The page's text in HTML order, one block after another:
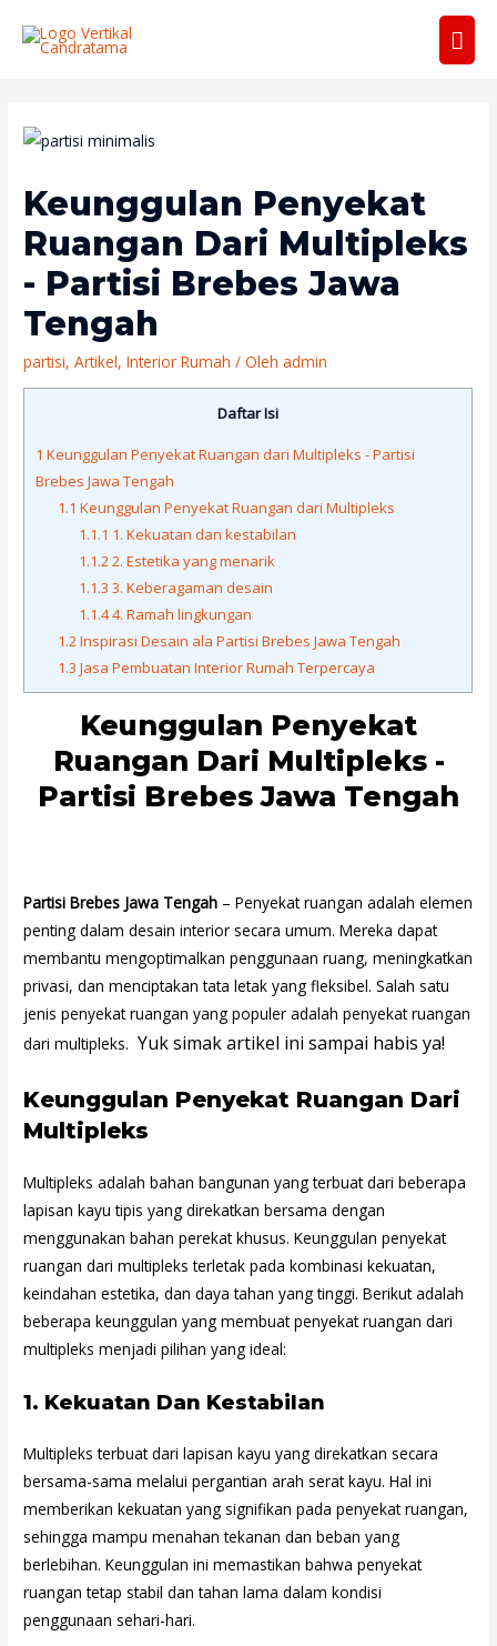
Keunggulan Penyekat
Ruangan Dari Multipleks
- Partisi Brebes Jawa
Tengah
partisi,Artikel,Interior Rumah / Oleh admin
Daftar Isi
1 Keunggulan Penyekat Ruangan dari Multipleks - Partisi
Brebes Jawa Tengah
1.1 Keunggulan Penyekat Ruangan dari Multipleks
1.1.1 1. Kekuatan dan kestabilan
1.1.22. Estetika yang menarik
1.1.3 3. Keberagaman desain
1.1.44. Ramah lingkungan
1.2Inspirasi Desain ala Partisi Brebes Jawa Tengah
1.3 Jasa Pembuatan Interior Rumah Terpercaya
Keunggulan Penyekat
Ruangan Dari Multipleks -
Partisi Brebes Jawa Tengah
Partisi Brebes Jawa Tengah – Penyekat ruangan adalah elemen
penting dalam desain interior secara umum. Mereka dapat
membantu mengoptimalkan penggunaan ruang, meningkatkan
privasi, dan menciptakan tata letak yang fleksibel. Salah satu
jenis penyekat ruangan yang populer adalah penyekat ruangan
dari multipleks. Yuk simak artikel ini sampai habis ya!
Keunggulan Penyekat Ruangan Dari
Multipleks
Multipleks adalah bahan bangunan yang terbuat dari beberapa
lapisan kayu tipis yang direkatkan bersama dengan
menggunakan bahan perekat khusus. Keunggulan penyekat
ruangan dari multipleks terletak pada kombinasi kekuatan,
keindahan estetika, dan daya tahan yang tinggi. Berikut adalah
beberapa keunggulan yang membuat penyekat ruangan dari
multipleks menjadi pilihan yang ideal:
1. Kekuatan Dan Kestabilan
Multipleks terbuat dari lapisan kayu yang direkatkan secara
bersama-sama melalui pergantian arah serat kayu. Hal ini
memberikan kekuatan yang signifikan pada penyekat ruangan,
sehingga mampu menahan tekanan dan beban yang
berlebihan. Keunggulan ini memastikan bahwa penyekat
ruangan tetap stabil dan tahan lama dalam kondisi
penggunaan sehari-hari.